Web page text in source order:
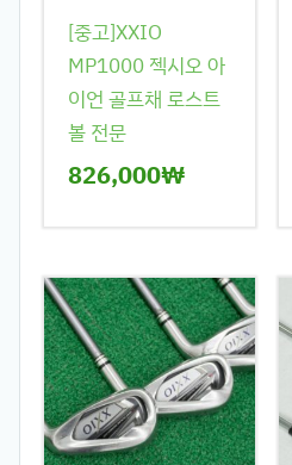
[중고]XXIO
MP1000 젝시오 아
이언 골프채 로스트
볼 전문
826,000₩